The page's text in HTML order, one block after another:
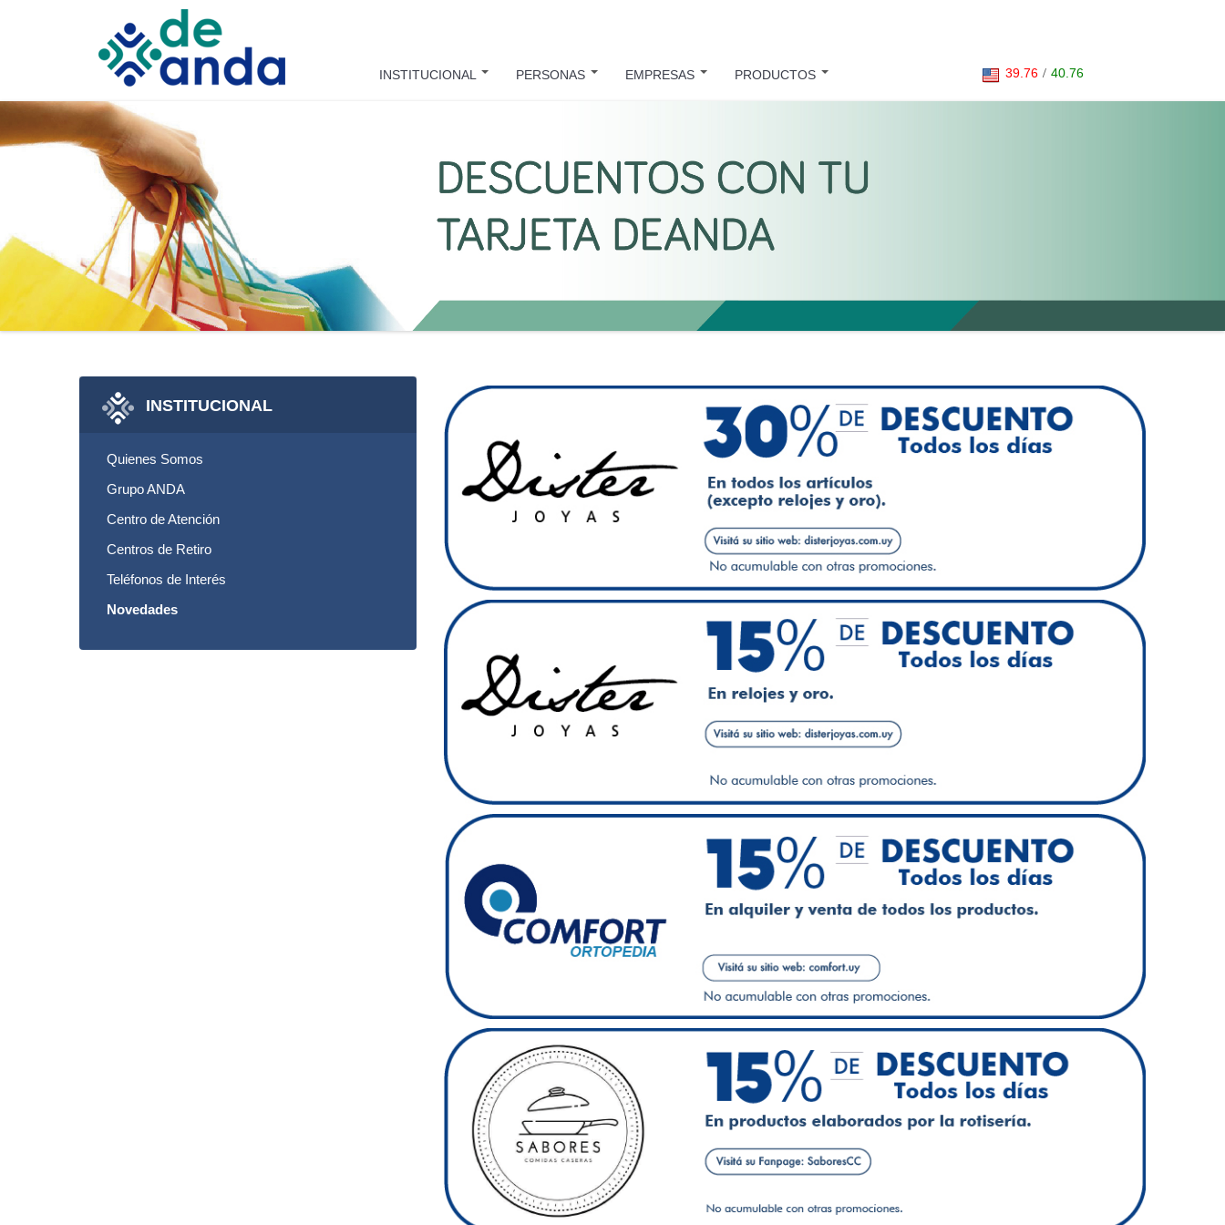
39.76 / 40.76
INSTITUCIONAL PERSONAS EMPRESAS PRODUCTOS
INSTITUCIONAL
Quienes Somos
Grupo ANDA
Centro de Atención
Centros de Retiro
Teléfonos de Interés
Novedades